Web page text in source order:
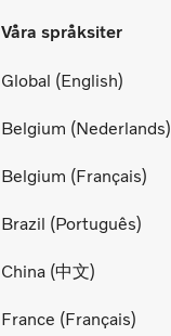
Våra språksiter
Global (English)
Belgium (Nederlands)
Belgium (Français)
Brazil (Português)
China (中文)
France (Français)